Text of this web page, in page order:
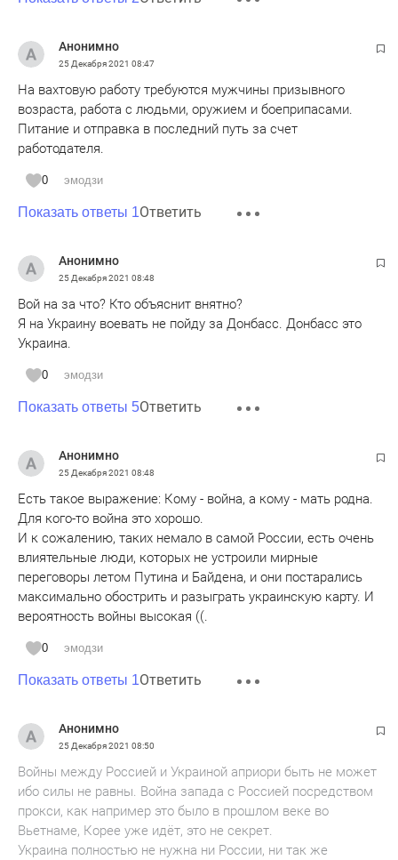
Анонимно
25 Декабря 2021 08:47
На вахтовую работу требуются мужчины призывного
возраста, работа с людьми, оружием и боеприпасами.
Питание и отправка в последний путь за счет
работодателя.
0 эмодзи
Показать ответы 1Ответить
Анонимно
25 Декабря 2021 08:48
Вой на за что? Кто объяснит внятно?
Я на Украину воевать не пойду за Донбасс. Донбасс это
Украина.
0 эмодзи
Показать ответы 5Ответить
Анонимно
25 Декабря 2021 08:48
Есть такое выражение: Кому - война, а кому - мать родна.
Для кого-то война это хорошо.
И к сожалению, таких немало в самой России, есть очень
влиятельные люди, которых не устроили мирные
переговоры летом Путина и Байдена, и они постарались
максимально обострить и разыграть украинскую карту. И
вероятность войны высокая ((.
0 эмодзи
Показать ответы 1Ответить
Анонимно
25 Декабря 2021 08:50
Войны между Россией и Украиной априори быть не может
ибо силы не равны. Война запада с Россией посредством
прокси, как например это было в прошлом веке во
Вьетнаме, Корее уже идёт, это не секрет.
Украина полностью не нужна ни России, ни так же